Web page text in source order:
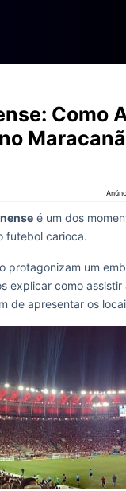
Como
Maracanã
é um dos
futebol carioca.
protagonizam um
explicar como
de apresentar os